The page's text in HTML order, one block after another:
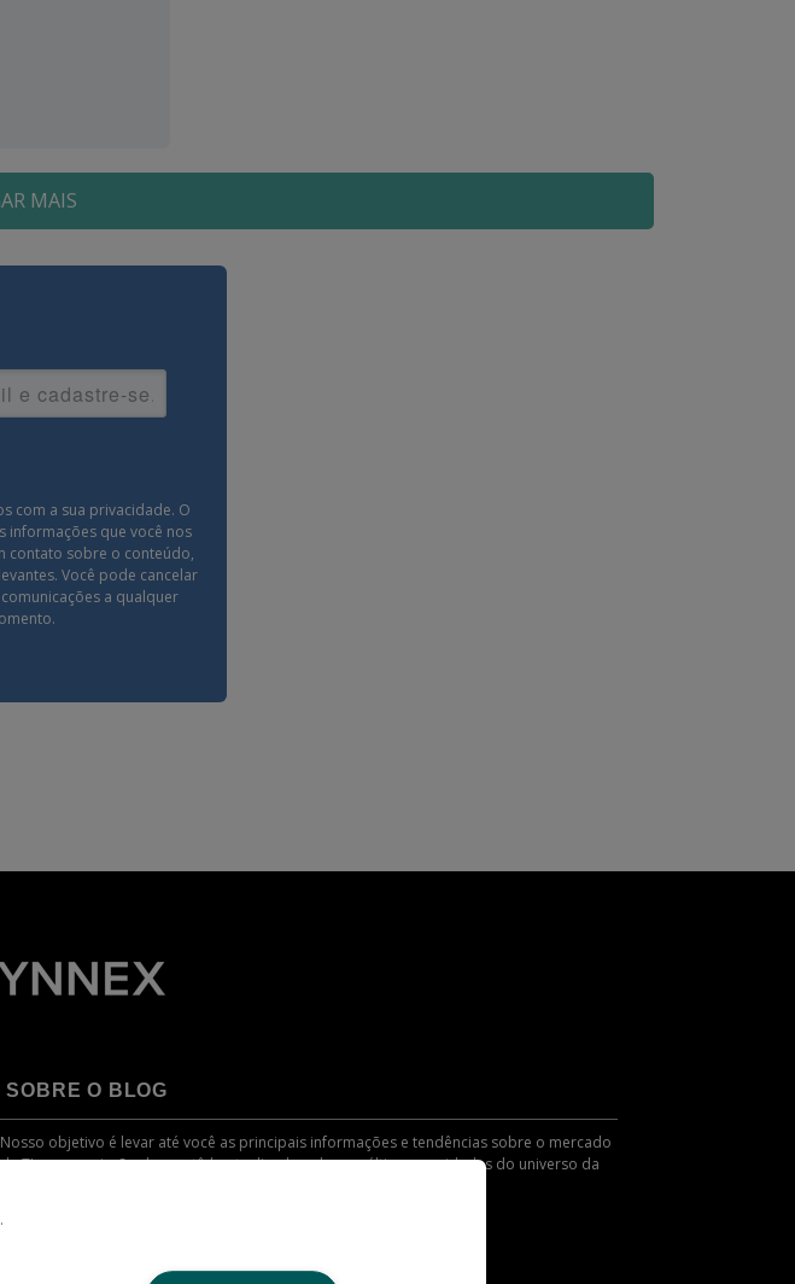
MAIS
com a sua privacidade. O
informações que você nos
contato sobre o conteúdo,
Você pode cancelar
a qualquer
SOBRE O BLOG
Nosso objetivo é levar até você as principais informações e tendências sobre o mercado
de TI, com a missão de mantê-lo atualizado sobre as últimas novidades do universo da